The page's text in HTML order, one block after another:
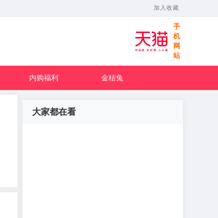
加入收藏
手
机
网
站
内购福利 金桔兔
大家都在看